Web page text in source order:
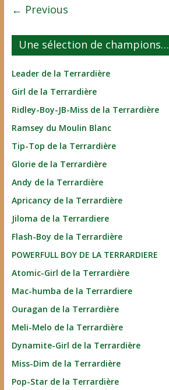
← Previous
Une sélection de champions…
Leader de la Terrardière
Girl de la Terrardière
Ridley-Boy-JB-Miss de la Terrardière
Ramsey du Moulin Blanc
Tip-Top de la Terrardière
Glorie de la Terrardière
Andy de la Terrardière
Apricancy de la Terrardière
Jiloma de la Terrardiere
Flash-Boy de la Terrardière
POWERFULL BOY DE LA TERRARDIERE
Atomic-Girl de la Terrardière
Mac-humba de la Terrardiere
Ouragan de la Terrardière
Meli-Melo de la Terrardière
Dynamite-Girl de la Terrardière
Miss-Dim de la Terrardière
Pop-Star de la Terrardière